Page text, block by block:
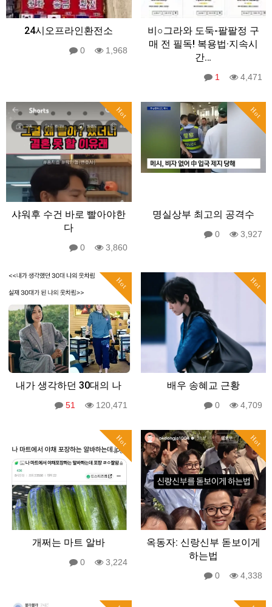
24시오프라인환전소
0 1,968
비○그라와 도둑-팔팔정 구
매 전 필독! 복용법·지속시
간…
1 4,471
Hot
샤워후 수건 바로 빨아야한
다
0 3,860
Hot
명실상부 최고의 공격수
0 3,927
Hot
내가 생각하던 30대의 나
51 120,471
Hot
배우 송혜교 근황
0 4,709
Hot
개쩌는 마트 알바
0 3,224
Hot
옥동자: 신랑신부 돋보이게
하는법
0 4,338